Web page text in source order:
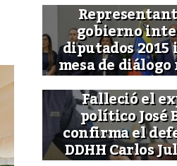
gobierno
diputados
mesa de
Falleció el
político José
confirma el
DDHH Carlos